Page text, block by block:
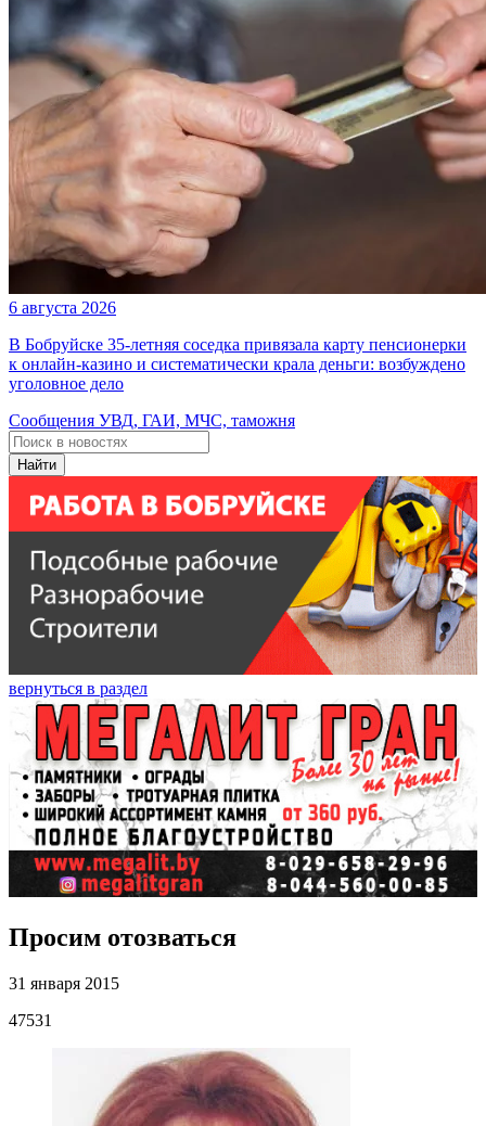
6 августа 2026
В Бобруйске 35-летняя соседка привязала карту пенсионерки
к онлайн-казино и систематически крала деньги: возбуждено
уголовное дело
Сообщения УВД, ГАИ, МЧС, таможня
Найти
вернуться в раздел
Просим отозваться
31 января 2015
47531